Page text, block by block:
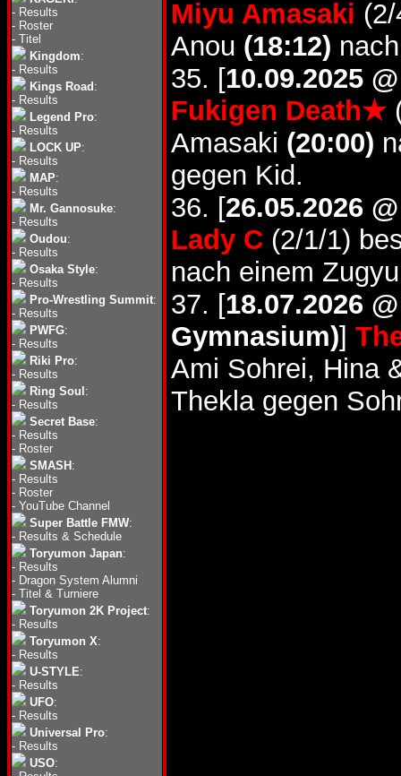
- Results
- Roster
- Titel
Kingdom:
- Results
Kings Road :
- Results
Legend Pro:
- Results
LOCK UP:
- Results
MAP:
- Results
Mr. Gannosuke:
- Results
Oudou:
- Results
Osaka Style:
- Results
Pro-Wrestling Summit:
- Results
PWFG:
- Results
Riki Pro:
- Results
Ring Soul :
- Results
Secret Base:
- Results
- Roster
SMASH :
- Results
- Roster
- YouTube Channel
Super Battle FMW:
- Results & Schedule
Toryumon Japan:
- Results
- Dragon System Alumni
- Titel & Turniere
Toryumon 2K Project:
- Results
Toryumon X:
- Results
U-STYLE:
- Results
UFO:
- Results
Universal Pro:
- Results
USO:
Miyu Amasaki
Anou (18:12)
35. [10.09.2025
Fukigen Death★
Amasaki (20:00)
gegen Kid.
36. [26.05.2026
Lady C (2/1/1)
nach einem
37. [18.07.2026
Gymnasium)]
Ami Sohrei, Hina
Thekla gegen